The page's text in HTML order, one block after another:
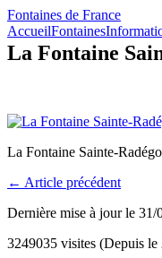
Fontaines de France
AccueilFontaines
La Fontaine
La Fontaine Sainte-
← Article précédent
Dernière mise à jour le 31/
3249035 visites (Depuis le